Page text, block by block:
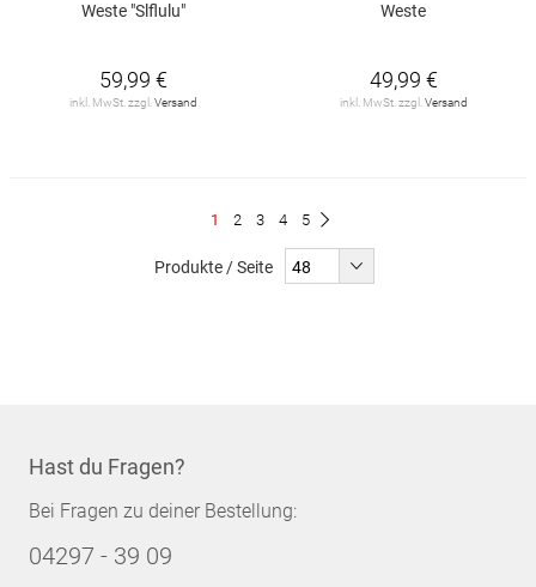
Weste "Slflulu"
59,99 €
inkl. MwSt. zzgl.Versand
Weste
49,99 €
inkl. MwSt. zzgl.Versand
Du
1 Seite
2 Seite
3 Seite
4 Seite
5
Produkte / Seite
Hast du Fragen?
Bei Fragen zu deiner Bestellung:
04297 - 39 09